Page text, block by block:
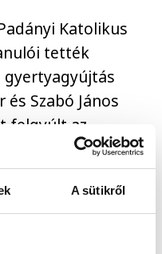
A sütikről
Katolikus
tették
gyertyagyújtás
Szabó János
felgyúlt az